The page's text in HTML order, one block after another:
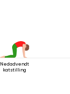
Nedadvendt
katstilling